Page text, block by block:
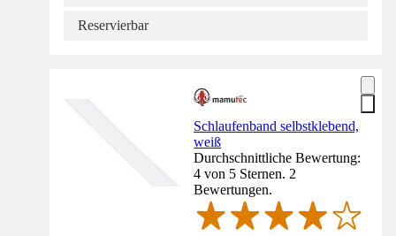
Reservierbar
Schlaufenband selbstklebend,
weiß
Durchschnittliche Bewertung:
4 von 5 Sternen. 2
Bewertungen.